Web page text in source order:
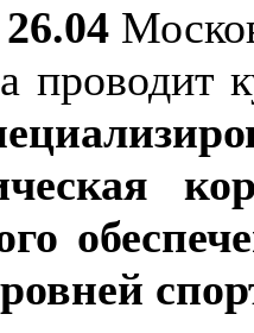
проводит